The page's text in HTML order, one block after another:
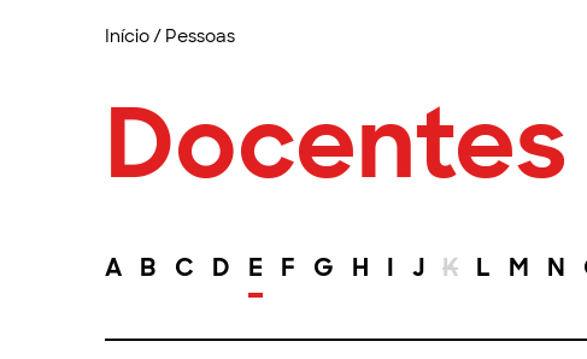
Início/ Pessoas
Docentes
A B C D E F G H I J K L M N